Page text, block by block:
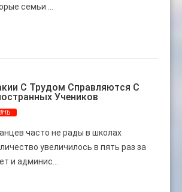
семьи ...
С Трудом Справляются С
Учеников
часто не рады в школах
увеличилось в пять раз за
и админис...